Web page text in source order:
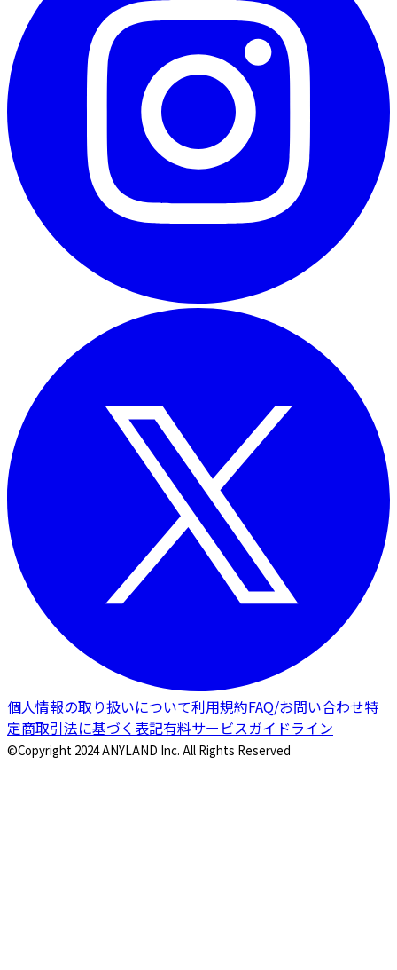
個人情報の取り扱いについて利用規約FAQ/お問い合わせ特
定商取引法に基づく表記有料サービスガイドライン
©Copyright 2024 ANYLAND Inc. All Rights Reserved